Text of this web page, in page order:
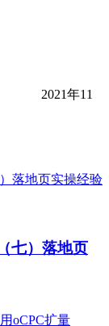
2021年11
七）落地页